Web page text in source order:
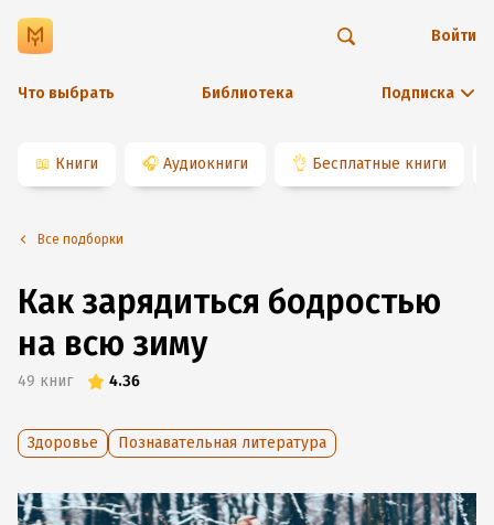
Что выбрать Библиотека Подписка
Войти
📖 Книги 🎧 Аудиокниги 👌 Бесплатные книги
Все подборки
Как зарядиться бодростью
на всю зиму
49 книг 4.36
Здоровье Познавательная литература